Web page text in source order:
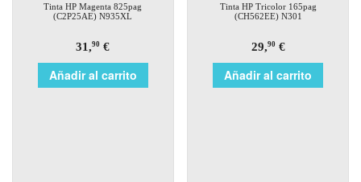
Tinta HP Magenta 825pag
(C2P25AE) N935XL
31,90 €
Añadir al carrito
Tinta HP Tricolor 165pag
(CH562EE) N301
29,90€
Añadir al carrito